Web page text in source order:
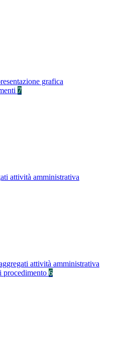
grafica
7
attività amministrativa
attività amministrativa
procedimento 6